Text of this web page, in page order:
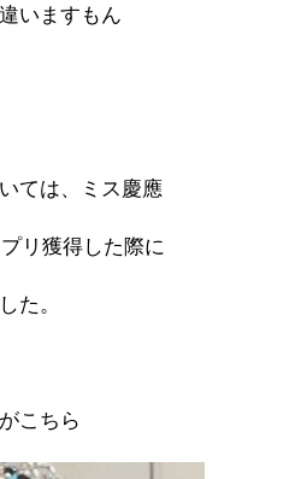
いますもん
ては、ミス慶應
リ獲得した際に
た。
こちら